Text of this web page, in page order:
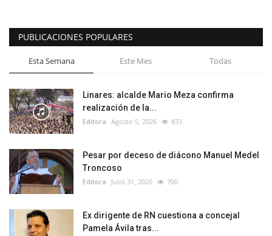
PUBLICACIONES POPULARES
Esta Semana Este Mes Todas
Linares: alcalde Mario Meza confirma
realización de la...
Editora Agosto 5, 2026 833
Pesar por deceso de diácono Manuel Medel
Troncoso
Editora Julio 31, 2026 700
Ex dirigente de RN cuestiona a concejal
Pamela Ávila tras...